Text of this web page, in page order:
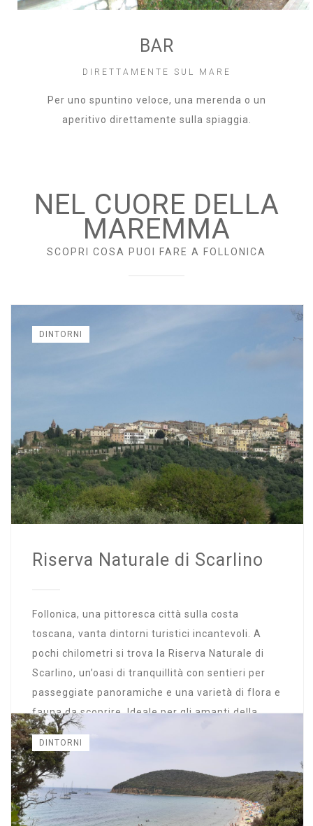
BAR
DIRETTAMENTE SUL MARE
Per uno spuntino veloce, una merenda o un
aperitivo direttamente sulla spiaggia.
NEL CUORE DELLA
MAREMMA
SCOPRI COSA PUOI FARE A FOLLONICA
DINTORNI
Riserva Naturale di Scarlino
Follonica, una pittoresca città sulla costa
toscana, vanta dintorni turistici incantevoli. A
pochi chilometri si trova la Riserva Naturale di
Scarlino, un’oasi di tranquillità con sentieri per
passeggiate panoramiche e una varietà di flora e
fauna da scoprire. Ideale per gli amanti della
natura e dell’escursionismo.
Continua a leggere
DINTORNI